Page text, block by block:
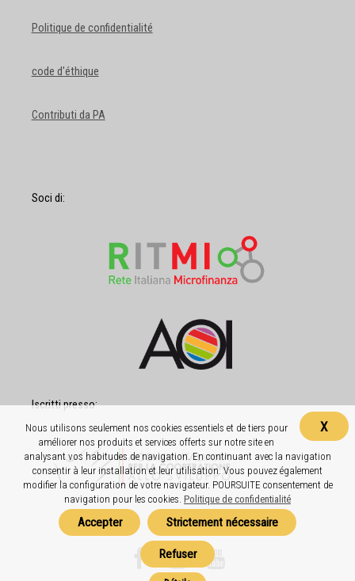
Politique de confidentialité
code d'éthique
Contributi da PA
Soci di:
Iscritti presso:
X
Nous utilisons seulement nos cookies essentiels et de tiers pour
améliorer nos produits et services offerts sur notre site en
analysant vos habitudes de navigation. En continuant avec la navigation
consentir à leur installation et leur utilisation. Vous pouvez également
modifier la configuration de votre navigateur. POURSUITE consentement de
navigation pour les cookies. Politique de confidentialité